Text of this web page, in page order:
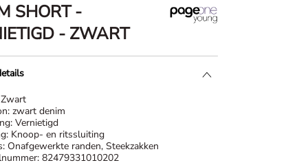
SHORT -
- ZWART
Zwart
zwart denim
Vernietigd
Knoop- en ritssluiting
Onafgewerkte randen, Steekzakken
82479331010202